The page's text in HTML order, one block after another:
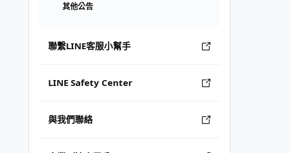
其他公告
聯繫LINE客服小幫手
LINE Safety Center
與我們聯絡